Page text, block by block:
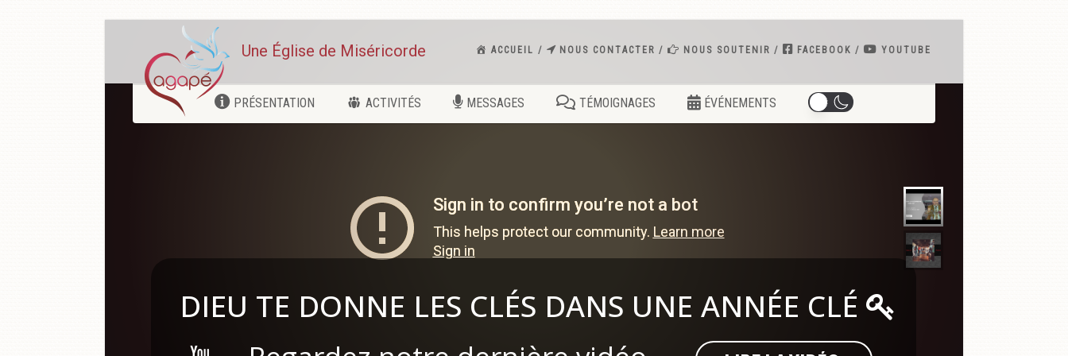
Une Église de Miséricorde ACCUEIL NOUS CONTACTER NOUS SOUTENIR FACEBOOK YOUTUBE
PRÉSENTATION ACTIVITÉS MESSAGES TÉMOIGNAGES ÉVÉNEMENTS
DIEU TE DONNE LES CLÉS DANS UNE ANNÉE CLÉ